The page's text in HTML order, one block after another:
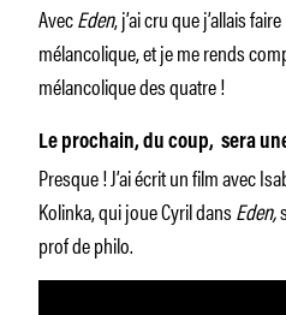
AvecEden, j’ai cru que j’allais
mélancolique, et je me rends
mélancolique des quatre !
Le prochain, du coup, sera
Presque ! J’ai écrit un film avec
Kolinka, qui joue Cyril dansEden,
prof de philo.